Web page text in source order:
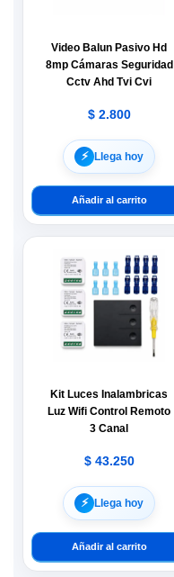
Video Balun Pasivo Hd
8mp Cámaras Seguridad
Cctv Ahd Tvi Cvi
$2.800
⚡︎ Llega hoy
Añadir al carrito
Kit Luces Inalambricas
Luz Wifi Control Remoto
3 Canal
$43.250
⚡︎ Llega hoy
Añadir al carrito